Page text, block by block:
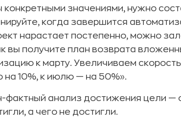
значениями, нужно
когда завершится
нарастает постепенно, можно
вы получите план возврата
к марту. Увеличиваем
на 10%, к июлю — на 50%».
фактный анализ достижения цели —
а чего не достигли.